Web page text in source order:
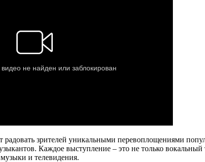
зрителей уникальными перевоплощениями
Каждое выступление – это не только
и телевидения.